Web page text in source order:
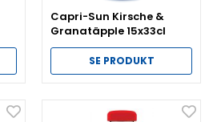
Capri-Sun Kirsche &
Granatäpple 15x33cl
SE PRODUKT